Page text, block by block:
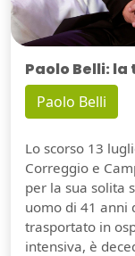
Paolo Belli:
Paolo Belli
Lo scorso 13
Correggio e
per la sua solita
uomo di 41 anni
trasportato in
intensiva, è